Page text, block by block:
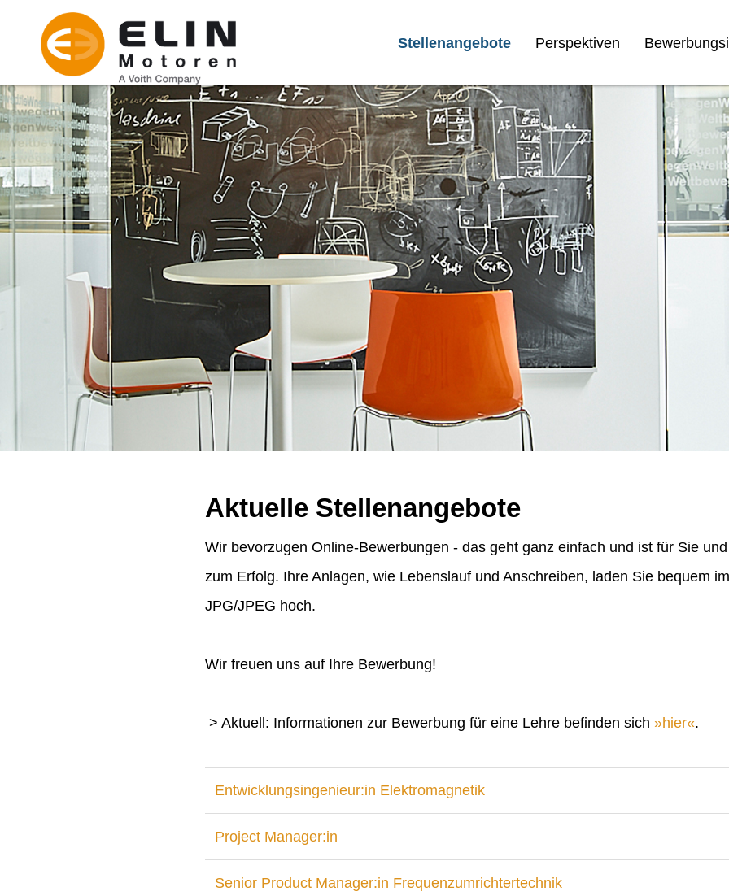
Stellenangebote Perspektiven
Aktuelle Stellenangebote
Wir bevorzugen Online-Bewerbungen - das geht ganz einfach und ist für Sie
zum Erfolg. Ihre Anlagen, wie Lebenslauf und Anschreiben, laden Sie bequem
JPG/JPEG hoch.
Wir freuen uns auf Ihre Bewerbung!
> Aktuell: Informationen zur Bewerbung für eine Lehre befinden sich hier .
Entwicklungsingenieur:in Elektromagnetik
Project Manager:in
Senior Product Manager:in Frequenzumrichtertechnik